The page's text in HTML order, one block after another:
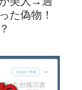
た偽物！